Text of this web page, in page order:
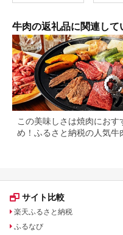
肉 高級
日本三大和
坂牛 松
シチュ
り 三重
32
牛肉の返礼品に関連して
この美味しさは焼肉におす
め！ふるさと納税の人気牛
サイト比較
楽天ふるさと納税
ふるなび